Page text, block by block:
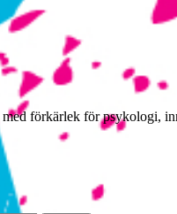
förkärlek för psykologi,